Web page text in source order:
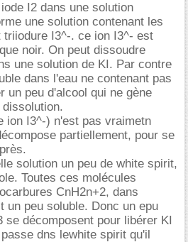
I2 dans une solution
une solution contenant les
triiodure I3^-. ce ion I3^- est
noir. On peut dissoudre
une solution de KI. Par contre
dans l'eau ne contenant pas
un peu d'alcool qui ne gène
ion I3^-) n'est pas vraimetn
partiellement, pour se
solution un peu de white spirit,
Toutes ces molécules
CnH2n+2, dans
un peu soluble. Donc un epu
se décomposent pour libérer KI
dns lewhite spirit qu'il